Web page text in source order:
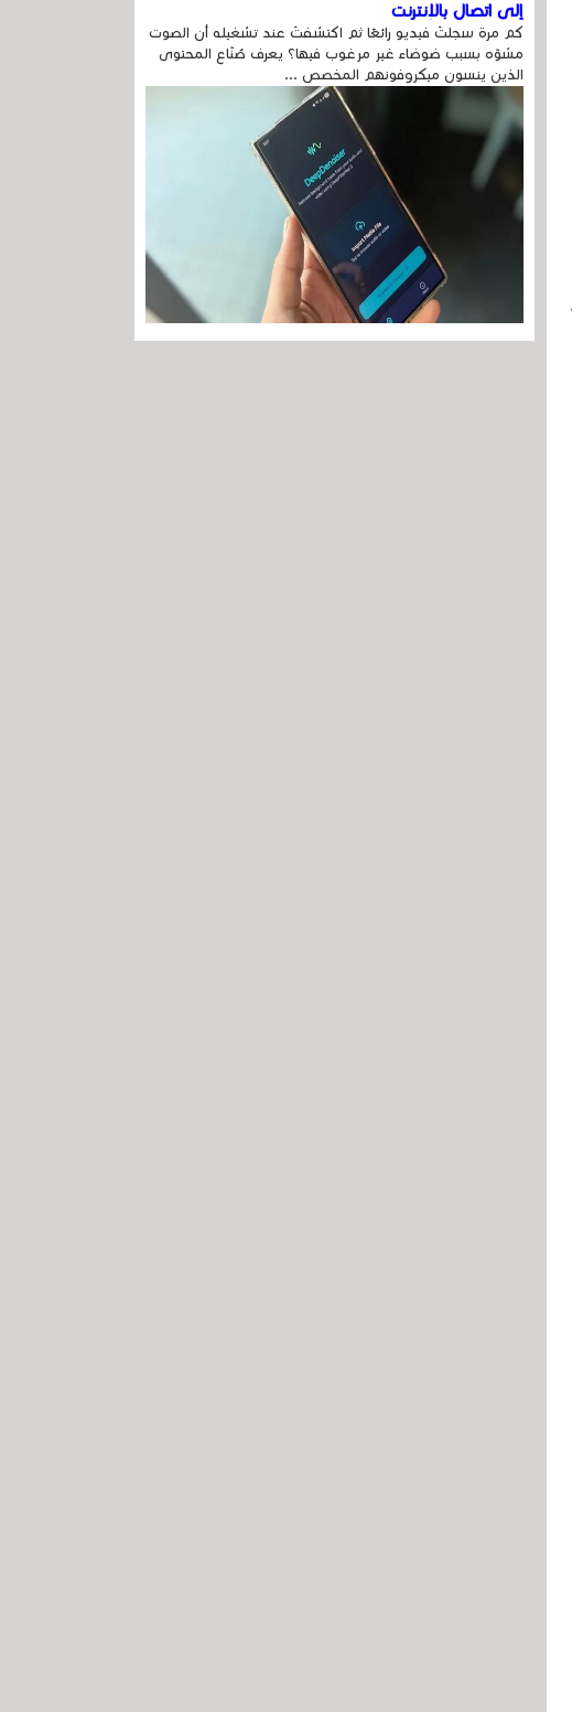
إلى اتصال بالإنترنت
كم مرة سجلتَ فيديو رائعًا ثم اكتشفتَ عند تشغيله أن الصوت
مشوّه بسبب ضوضاء غير مرغوب فيها؟ يعرف صُنّاع المحتوى
الذين ينسون ميكروفونهم المخصص ...